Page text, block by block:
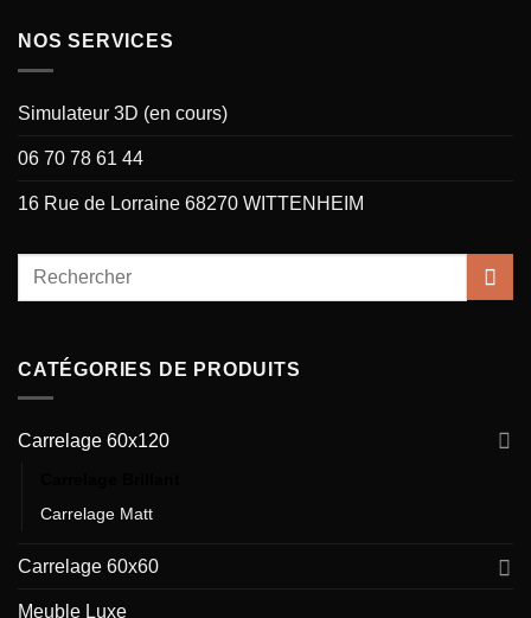
NOS SERVICES
Simulateur 3D (en cours)
06 70 78 61 44
16 Rue de Lorraine 68270 WITTENHEIM
CATÉGORIES DE PRODUITS
Carrelage 60x120
Carrelage Matt
Carrelage 60x60
Meuble Luxe